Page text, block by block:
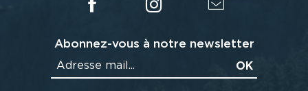
Abonnez-vous à notre newsletter